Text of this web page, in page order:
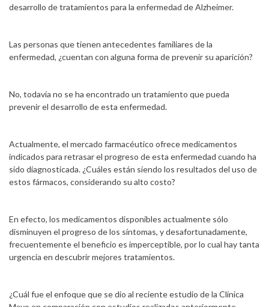
desarrollo de tratamientos para la enfermedad de Alzheimer.
Las personas que tienen antecedentes familiares de la
enfermedad, ¿cuentan con alguna forma de prevenir su aparición?
No, todavía no se ha encontrado un tratamiento que pueda
prevenir el desarrollo de esta enfermedad.
Actualmente, el mercado farmacéutico ofrece medicamentos
indicados para retrasar el progreso de esta enfermedad cuando ha
sido diagnosticada. ¿Cuáles están siendo los resultados del uso de
estos fármacos, considerando su alto costo?
En efecto, los medicamentos disponibles actualmente sólo
disminuyen el progreso de los síntomas, y desafortunadamente,
frecuentemente el beneficio es imperceptible, por lo cual hay tanta
urgencia en descubrir mejores tratamientos.
¿Cuál fue el enfoque que se dio al reciente estudio de la Clínica